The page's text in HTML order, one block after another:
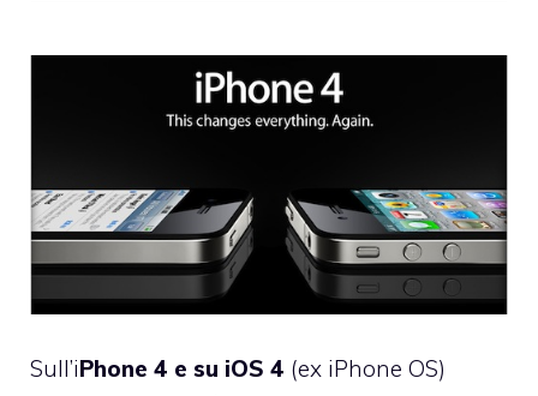
Sull’iPhone 4 e su iOS 4 (ex iPhone OS)